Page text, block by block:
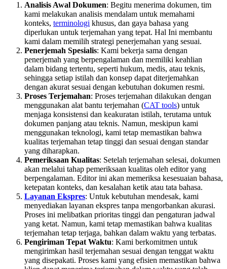
Analisis Awal Dokumen: Begitu menerima dokumen, tim
kami melakukan analisis mendalam untuk memahami
konteks, terminologi khusus, dan gaya bahasa yang
diperlukan untuk terjemahan yang tepat. Hal Ini membantu
kami dalam memilih strategi penerjemahan yang sesuai.
Penerjemah Spesialis: Kami bekerja sama dengan
penerjemah yang berpengalaman dan memiliki keahlian
dalam bidang tertentu, seperti hukum, medis, atau teknis,
sehingga setiap istilah dan konsep dapat diterjemahkan
dengan akurat sesuai dengan kebutuhan dokumen resmi.
Proses Terjemahan: Proses terjemahan dilakukan dengan
menggunakan alat bantu terjemahan (CAT tools) untuk
menjaga konsistensi dan keakuratan istilah, terutama untuk
dokumen panjang atau teknis. Namun, meskipun kami
menggunakan teknologi, kami tetap memastikan bahwa
kualitas terjemahan tetap tinggi dan sesuai dengan standar
yang diharapkan.
Pemeriksaan Kualitas: Setelah terjemahan selesai, dokumen
akan melalui tahap pemeriksaan kualitas oleh editor yang
berpengalaman. Editor ini akan memeriksa kesesuaian bahasa,
ketepatan konteks, dan kesalahan ketik atau tata bahasa.
Layanan Ekspres: Untuk kebutuhan mendesak, kami
menyediakan layanan ekspres tanpa mengorbankan akurasi.
Proses ini melibatkan prioritas tinggi dan pengaturan jadwal
yang ketat. Namun, kami tetap memastikan bahwa kualitas
terjemahan tetap terjaga, bahkan dalam waktu yang terbatas.
Pengiriman Tepat Waktu: Kami berkomitmen untuk
mengirimkan hasil terjemahan sesuai dengan tenggat waktu
yang disepakati. Proses kami yang efisien memastikan bahwa